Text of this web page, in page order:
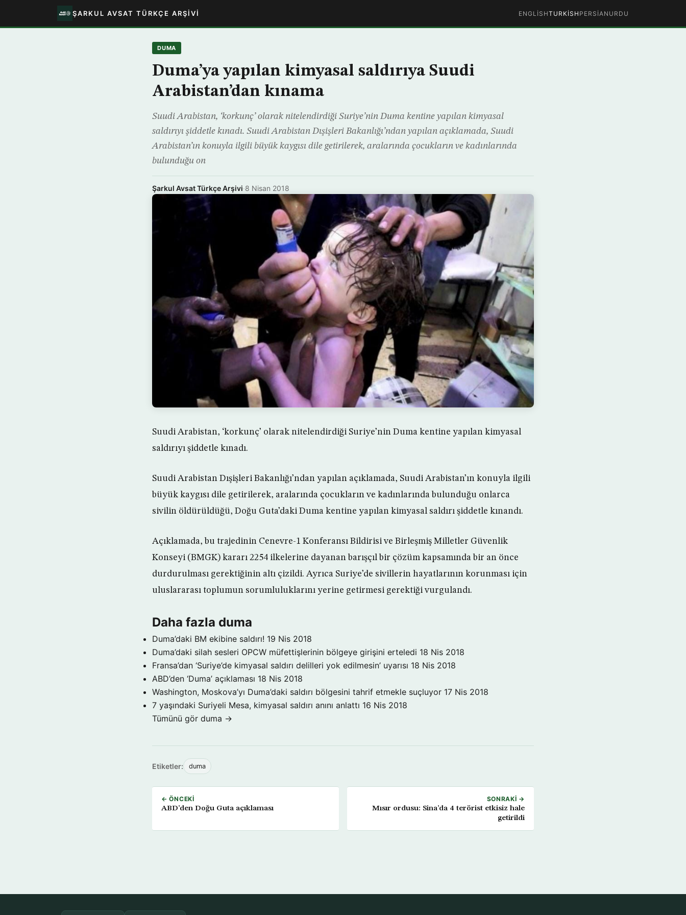
ŞARKUL AVSAT TÜRKÇE ARŞIVI ENGLISHTURKISH PERSIAN URDU
DUMA
Duma’ya yapılan kimyasal saldırıya Suudi
Arabistan’dan kınama
Suudi Arabistan, ‘korkunç’ olarak nitelendirdiği Suriye’nin Duma kentine yapılan kimyasal
saldırıyı şiddetle kınadı. Suudi Arabistan Dışişleri Bakanlığı’ndan yapılan açıklamada, Suudi
Arabistan’ın konuyla ilgili büyük kaygısı dile getirilerek, aralarında çocukların ve kadınlarında
bulunduğu on
Şarkul Avsat Türkçe Arşivi·8 Nisan 2018
Suudi Arabistan, ‘korkunç’ olarak nitelendirdiği Suriye’nin Duma kentine yapılan kimyasal
saldırıyı şiddetle kınadı.
Suudi Arabistan Dışişleri Bakanlığı’ndan yapılan açıklamada, Suudi Arabistan’ın konuyla ilgili
büyük kaygısı dile getirilerek, aralarında çocukların ve kadınlarında bulunduğu onlarca
sivilin öldürüldüğü, Doğu Guta’daki Duma kentine yapılan kimyasal saldırı şiddetle kınandı.
Açıklamada, bu trajedinin Cenevre-1 Konferansı Bildirisi ve Birleşmiş Milletler Güvenlik
Konseyi (BMGK) kararı 2254 ilkelerine dayanan barışçıl bir çözüm kapsamında bir an önce
durdurulması gerektiğinin altı çizildi. Ayrıca Suriye’de sivillerin hayatlarının korunması için
uluslararası toplumun sorumluluklarını yerine getirmesi gerektiği vurgulandı.
Daha fazla duma
Duma’daki BM ekibine saldırı! 19 Nis 2018
Duma’daki silah sesleri OPCW müfettişlerinin bölgeye girişini erteledi 18 Nis 2018
Fransa’dan ‘Suriye’de kimyasal saldırı delilleri yok edilmesin’ uyarısı 18 Nis 2018
ABD’den ‘Duma’ açıklaması 18 Nis 2018
Washington, Moskova’yı Duma’daki saldırı bölgesini tahrif etmekle suçluyor 17 Nis 2018
7 yaşındaki Suriyeli Mesa, kimyasal saldırı anını anlattı 16 Nis 2018
Tümünü gör duma →
Etiketler: duma
← ÖNCEKI
ABD’den Doğu Guta açıklaması
SONRAKI →
Mısır ordusu: Sina’da 4 terörist etkisiz hale
getirildi